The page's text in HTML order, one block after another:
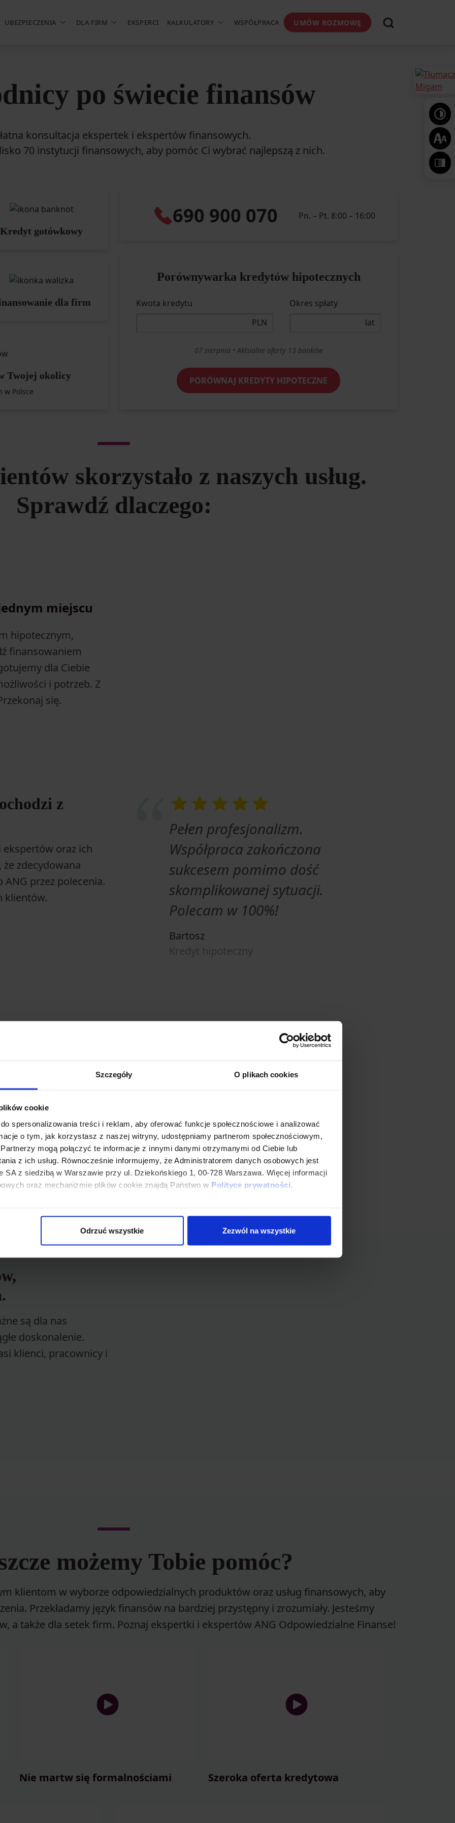
Szczegóły O plikach cookies
cookie
spersonalizowania treści i reklam, aby oferować funkcje społecznościowe i analizować
o tym, jak korzystasz z naszej witryny, udostępniamy partnerom społecznościowym,
mogą połączyć te informacje z innymi danymi otrzymanymi od Ciebie lub
z ich usług. Równocześnie informujemy, że Administratorem danych osobowych jest
SA z siedzibą w Warszawie przy ul. Dziekońskiego 1, 00-728 Warszawa. Więcej informacji
oraz mechanizmie plików cookie znajdą Państwo w Polityce prywatności.
ich zmiany w dowolny czasie.
Odrzuć wszystkie Zezwól na wszystkie
UBEZPIECZENIA DLA FIRM EKSPERCI KALKULATORY WSPÓŁPRACA UMÓW ROZMOWĘ
po świecie finansów
konsultacja ekspertek i ekspertów finansowych.
70 instytucji finansowych, aby pomóc Ci wybrać najlepszą z nich.
Kredyt gotówkowy
dla firm
Twojej okolicy
w Polsce
690 900 070 Pn. – Pt. 8:00 – 16:00
Porównywarka kredytów hipotecznych
Kwota kredytu
PLN
Okres spłaty
lat
07 sierpnia • Aktualne oferty 13 banków
PORÓWNAJ KREDYTY HIPOTECZNE
skorzystało z naszych usług.
Sprawdź dlaczego:
miejscu
hipotecznym,
finansowaniem
dla Ciebie
i potrzeb. Z
się.
Pełen profesjonalizm.
Współpraca zakończona
sukcesem pomimo dość
skomplikowanej sytuacji.
Polecam w 100%!
Bartosz
z
oraz ich
zdecydowana
przez polecenia.
klientów.
misselingu,
sprzedaje Ci
na którą Cię
cenę.
z ANG.
są dla nas
doskonalenie.
klienci, pracownicy i
możemy Tobie pomóc?
klientom w wyborze odpowiedzialnych produktów oraz usług finansowych, aby
Przekładamy język finansów na bardziej przystępny i zrozumiały. Jesteśmy
a także dla setek firm. Poznaj ekspertki i ekspertów ANG Odpowiedzialne Finanse!
Nie martw się formalnościami Szeroka oferta kredytowa